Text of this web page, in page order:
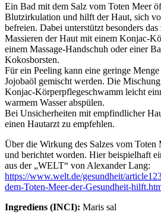
Ein Bad mit dem Salz vom Toten Meer
Blutzirkulation und hilft der Haut, sich
befreien. Dabei unterstützt besonders
Massieren der Haut mit einem Konjac-
einem Massage-Handschuh oder einer
Kokosborsten.
Für ein Peeling kann eine geringe
Jojobaöl gemischt werden. Die
Konjac-Körperpflegeschwamm leicht
warmem Wasser abspülen.
Bei Unsicherheiten mit empfindlicher
einen Hautarzt zu empfehlen.
Über die Wirkung des Salzes vom Toten
und berichtet worden. Hier beispielhaft
aus der „WELT“ von Alexander Lang:
https://www.welt.de/gesundheit/
dem-Toten-Meer-der-Gesundheit-
Ingrediens (INCI): Maris sal